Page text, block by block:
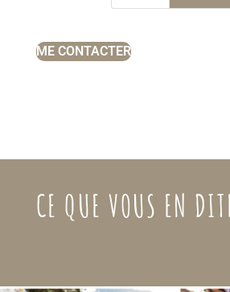
ME CONTACTER
CE QUE VOUS EN